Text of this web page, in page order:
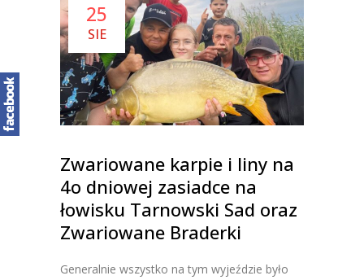
25
SIE
Zwariowane karpie i liny na
4o dniowej zasiadce na
łowisku Tarnowski Sad oraz
Zwariowane Braderki
Generalnie wszystko na tym wyjeździe było